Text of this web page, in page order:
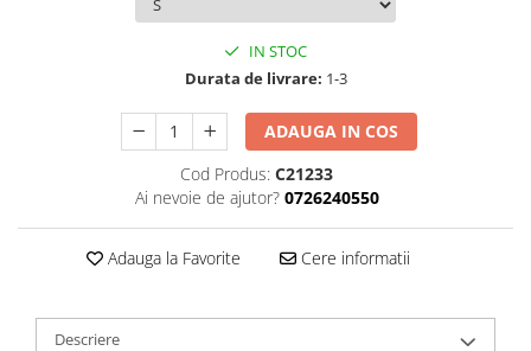
IN STOC
Durata de livrare: 1-3
ADAUGA IN COS
Cod Produs: C21233
Ai nevoie de ajutor? 0726240550
Adauga la Favorite Cere informatii
Descriere